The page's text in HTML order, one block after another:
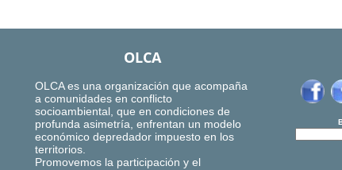
OLCA
OLCA es una organización que acompaña
a comunidades en conflicto
socioambiental, que en condiciones de
profunda asimetría, enfrentan un modelo
económico depredador impuesto en los
territorios.
Promovemos la participación y el